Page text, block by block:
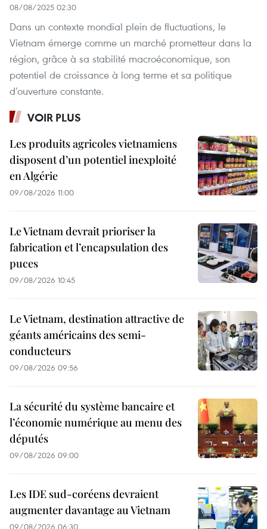
08/08/2025 02:30
Dans un contexte mondial plein de fluctuations, le
Vietnam émerge comme un marché prometteur dans la
région, grâce à sa stabilité macroéconomique, son
potentiel de croissance à long terme et sa politique
d’ouverture constante.
VOIR PLUS
Les produits agricoles vietnamiens
disposent d’un potentiel inexploité
en Algérie
09/08/2026 11:00
Le Vietnam devrait prioriser la
fabrication et l’encapsulation des
puces
09/08/2026 10:45
Le Vietnam, destination attractive de
géants américains des semi-
conducteurs
09/08/2026 09:56
La sécurité du système bancaire et
l’économie numérique au menu des
députés
09/08/2026 09:00
Les IDE sud-coréens devraient
augmenter davantage au Vietnam
09/08/2026 06:30